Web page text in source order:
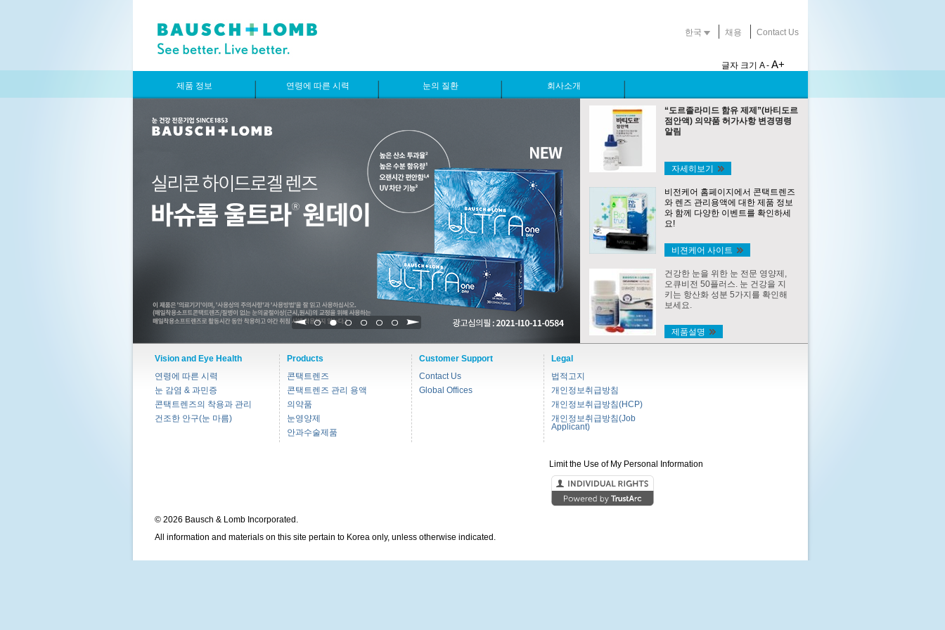
한국 채용 Contact Us
글자 크기 A - A+
제품 정보 연령에 따른 시력 눈의 질환 회사소개
1 2 3 4 5 6
“도르졸라미드 함유 제제”(바티도르
점안액) 의약품 허가사항 변경명령
알림
자세히보기
비전케어 홈페이지에서 콘택트렌즈
와 렌즈 관리용액에 대한 제품 정보
와 함께 다양한 이벤트를 확인하세
요!
비젼케어 사이트
건강한 눈을 위한 눈 전문 영양제,
오큐비전 50플러스. 눈 건강을 지
키는 항산화 성분 5가지를 확인해
보세요.
제품설명
Vision and Eye Health
연령에 따른 시력
눈 감염 & 과민증
콘택트렌즈의 착용과 관리
건조한 안구(눈 마름)
Products
콘택트렌즈
콘택트렌즈 관리 용액
의약품
눈영양제
안과수술제품
Customer Support
Contact Us
Global Offices
Legal
법적고지
개인정보취급방침
개인정보취급방침(HCP)
개인정보취급방침(Job
Applicant)
Limit the Use of My Personal Information
© 2026 Bausch & Lomb Incorporated.
All information and materials on this site pertain to Korea only, unless otherwise indicated.